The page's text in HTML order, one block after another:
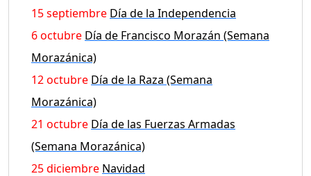
15 septiembre Día de la Independencia
6 octubre Día de Francisco Morazán (Semana
Morazánica)
12 octubre Día de la Raza (Semana
Morazánica)
21 octubre Día de las Fuerzas Armadas
(Semana Morazánica)
25 diciembre Navidad